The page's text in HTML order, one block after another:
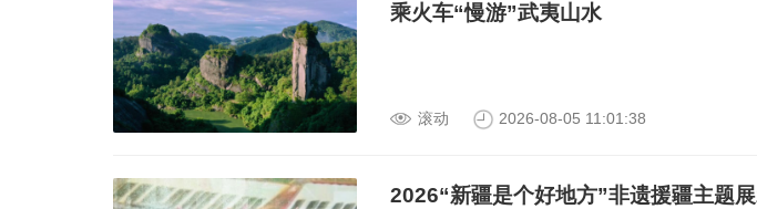
乘火车“慢游”武夷山水
滚动 2026-08-05 11:01:38
2026“新疆是个好地方”非遗援疆主题